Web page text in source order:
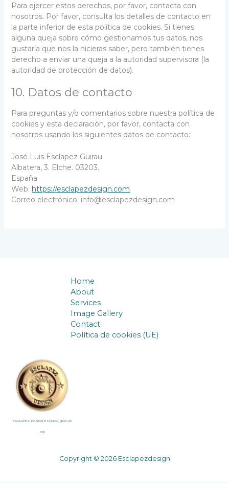
Para ejercer estos derechos, por favor, contacta con
nosotros. Por favor, consulta los detalles de contacto en
la parte inferior de esta política de cookies. Si tienes
alguna queja sobre cómo gestionamos tus datos, nos
gustaría que nos la hicieras saber, pero también tienes
derecho a enviar una queja a la autoridad supervisora (la
autoridad de protección de datos).
10. Datos de contacto
Para preguntas y/o comentarios sobre nuestra política de
cookies y esta declaración, por favor, contacta con
nosotros usando los siguientes datos de contacto:
José Luis Esclapez Guirau
Albatera, 3. Elche. 03203.
España
Web: https://esclapezdesign.com
Correo electrónico: info@esclapezdesign.com
Home
About
Services
Image Gallery
Contact
Política de cookies (UE)
ESCLAPEZ_DESIGN_ESCUDO_gold_shi
eld
Copyright © 2026 Esclapezdesign